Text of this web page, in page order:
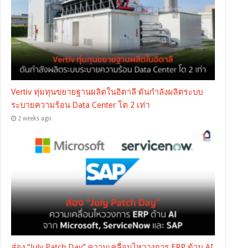
Vertiv ทุ่มทุนขยายฐานผลิตในอิตาลี ดันกำลังผลิตระบบ
ระบายความร้อน Data Center โต 2 เท่า
2 weeks ago